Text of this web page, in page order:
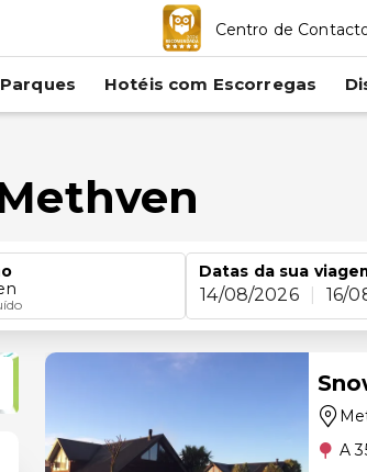
Centro de
Parques Hotéis com Escorregas
Datas da sua
14/08/2026 16/
A